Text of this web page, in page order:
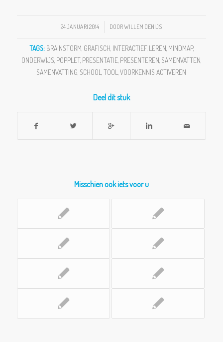
24 JANUARI 2014
/ DOORWILLEM DENIJS
TAGS: BRAINSTORM, GRAFISCH, INTERACTIEF, LEREN, MINDMAP,
ONDERWIJS, POPPLET, PRESENTATIE, PRESENTEREN, SAMENVATTEN,
SAMENVATTING, SCHOOL,TOOL,VOORKENNIS ACTIVEREN
Deel dit stuk
Misschien ook iets voor u